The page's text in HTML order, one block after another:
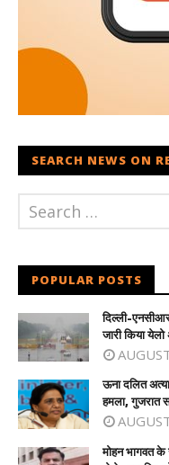
SEARCH NEWS ON
POPULAR POSTS
दिल्ली-
जारी किया
ऊना दलित
हमला, गुजरात
मोहन भागवत के